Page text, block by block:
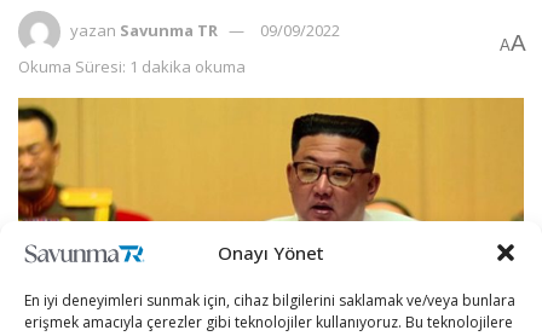
Onayı Yönet
En iyi deneyimleri sunmak için, cihaz bilgilerini saklamak ve/veya bunlara
erişmek amacıyla çerezler gibi teknolojiler kullanıyoruz. Bu teknolojilere
yazan Savunma TR
09/09/2022
Okuma Süresi: 1 dakika okuma
AA